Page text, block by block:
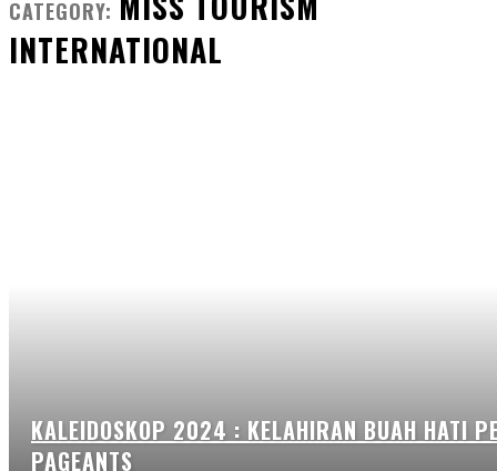
CATEGORY:
INTERNATIONAL
KALEIDOSKOP 2024 : KELAHIRAN BUAH HATI
PAGEANTS